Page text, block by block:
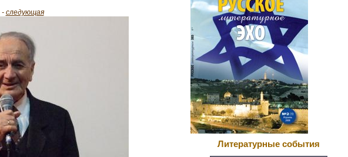
- следующая
Литературные события